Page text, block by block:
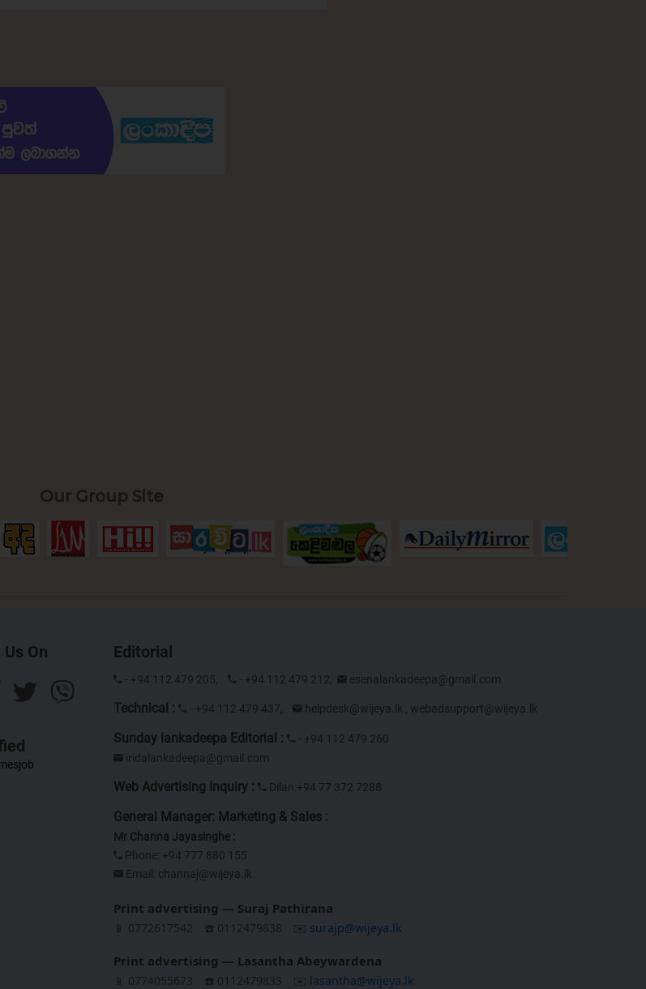
Our Group Site
On Editorial
- +94 112 479 205, - +94 112 479 212, esenalankadeepa@gmail.com
Technical : - +94 112 479 437, helpdesk@wijeya.lk , webadsupport@wijeya.lk
Sunday lankadeepa Editorial :
- +94 112 479 260
iridalankadeepa@gmail.com
Web Advertising Inquiry : Dilan:+94 77 372 7288
General Manager: Marketing & Sales :
Mr Channa Jayasinghe :
Phone: +94 777 880 155
Email: channaj@wijeya.lk
Print advertising — Suraj Pathirana
📱 0772617542 ☎️ 0112479838 ✉️ surajp@wijeya.lk
Print advertising — Lasantha Abeywardena
📱 0774055673 ☎️ 0112479833 ✉️ lasantha@wijeya.lk